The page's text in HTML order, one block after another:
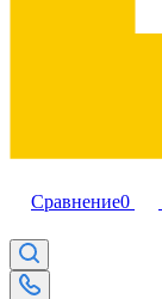
Сравнение0